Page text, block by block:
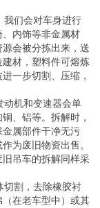
我们会对车身进行
内饰等非金属材
会被分拣出来，送
材，塑料件可熔炼
一步切割、压缩，
动机和变速器会单
、铝等。拆解时，
属部件干净无污
为废旧物资出售。
吊车的拆解同样采
切割，去除橡胶衬
在老车型中）或其